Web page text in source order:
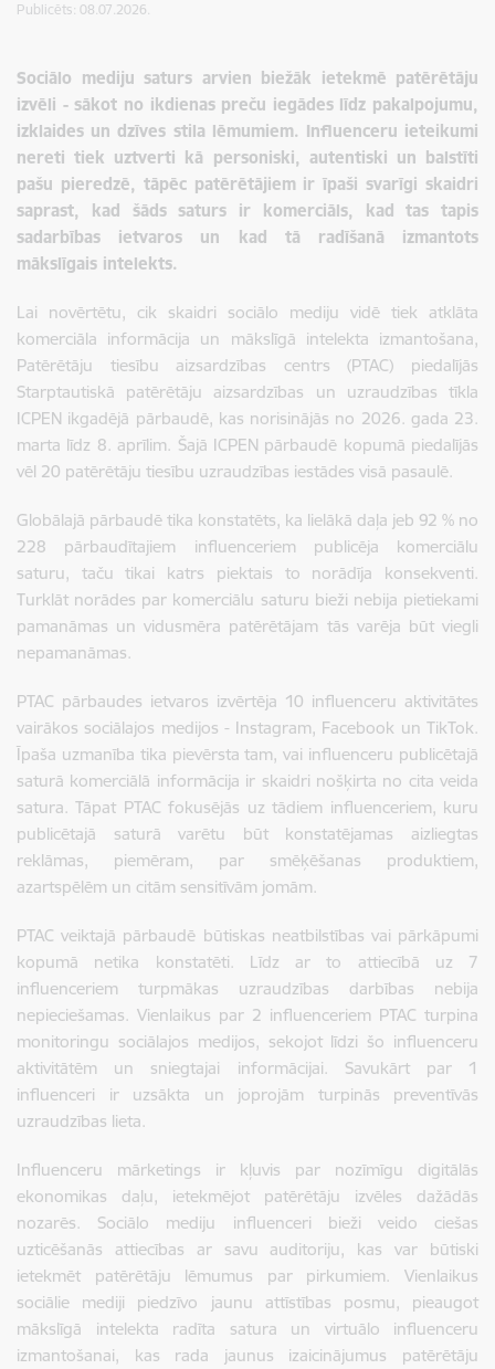
Publicēts: 08.07.2026.
Sociālo mediju saturs arvien biežāk ietekmē patērētāju
izvēli - sākot no ikdienas preču iegādes līdz pakalpojumu,
izklaides un dzīves stila lēmumiem. Influenceru ieteikumi
nereti tiek uztverti kā personiski, autentiski un balstīti
pašu pieredzē, tāpēc patērētājiem ir īpaši svarīgi skaidri
saprast, kad šāds saturs ir komerciāls, kad tas tapis
sadarbības ietvaros un kad tā radīšanā izmantots
mākslīgais intelekts.
Lai novērtētu, cik skaidri sociālo mediju vidē tiek atklāta
komerciāla informācija un mākslīgā intelekta izmantošana,
Patērētāju tiesību aizsardzības centrs (PTAC) piedalījās
Starptautiskā patērētāju aizsardzības un uzraudzības tīkla
ICPEN ikgadējā pārbaudē, kas norisinājās no 2026. gada 23.
marta līdz 8. aprīlim. Šajā ICPEN pārbaudē kopumā piedalījās
vēl 20 patērētāju tiesību uzraudzības iestādes visā pasaulē.
Globālajā pārbaudē tika konstatēts, ka lielākā daļa jeb 92 % no
228 pārbaudītajiem influenceriem publicēja komerciālu
saturu, taču tikai katrs piektais to norādīja konsekventi.
Turklāt norādes par komerciālu saturu bieži nebija pietiekami
pamanāmas un vidusmēra patērētājam tās varēja būt viegli
nepamanāmas.
PTAC pārbaudes ietvaros izvērtēja 10 influenceru aktivitātes
vairākos sociālajos medijos - Instagram, Facebook un TikTok.
Īpaša uzmanība tika pievērsta tam, vai influenceru publicētajā
saturā komerciālā informācija ir skaidri nošķirta no cita veida
satura. Tāpat PTAC fokusējās uz tādiem influenceriem, kuru
publicētajā saturā varētu būt konstatējamas aizliegtas
reklāmas, piemēram, par smēķēšanas produktiem,
azartspēlēm un citām sensitīvām jomām.
PTAC veiktajā pārbaudē būtiskas neatbilstības vai pārkāpumi
kopumā netika konstatēti. Līdz ar to attiecībā uz 7
influenceriem turpmākas uzraudzības darbības nebija
nepieciešamas. Vienlaikus par 2 influenceriem PTAC turpina
monitoringu sociālajos medijos, sekojot līdzi šo influenceru
aktivitātēm un sniegtajai informācijai. Savukārt par 1
influenceri ir uzsākta un joprojām turpinās preventīvās
uzraudzības lieta.
Influenceru mārketings ir kļuvis par nozīmīgu digitālās
ekonomikas daļu, ietekmējot patērētāju izvēles dažādās
nozarēs. Sociālo mediju influenceri bieži veido ciešas
uzticēšanās attiecības ar savu auditoriju, kas var būtiski
ietekmēt patērētāju lēmumus par pirkumiem. Vienlaikus
sociālie mediji piedzīvo jaunu attīstības posmu, pieaugot
mākslīgā intelekta radīta satura un virtuālo influenceru
izmantošanai, kas rada jaunus izaicinājumus patērētāju